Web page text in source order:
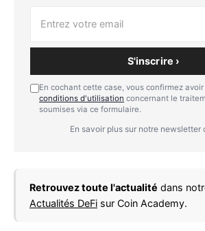
S'inscrire ›
En cochant cette case, vous confirmez
conditions d'utilisation concernant le
soumises via ce formulaire.
En savoir plus sur notre
Retrouvez toute l'actualité dans
Actualités DeFi sur Coin Academy.